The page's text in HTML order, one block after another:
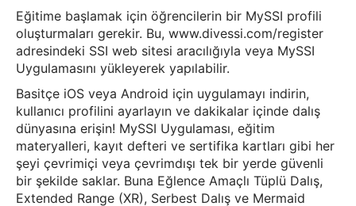
Eğitime başlamak için öğrencilerin bir MySSI profili
oluşturmaları gerekir. Bu, www.divessi.com/register
adresindeki SSI web sitesi aracılığıyla veya MySSI
Uygulamasını yükleyerek yapılabilir.
Basitçe iOS veya Android için uygulamayı indirin,
kullanıcı profilini ayarlayın ve dakikalar içinde dalış
dünyasına erişin! MySSI Uygulaması, eğitim
materyalleri, kayıt defteri ve sertifika kartları gibi her
şeyi çevrimiçi veya çevrimdışı tek bir yerde güvenli
bir şekilde saklar. Buna Eğlence Amaçlı Tüplü Dalış,
Extended Range (XR), Serbest Dalış ve Mermaid